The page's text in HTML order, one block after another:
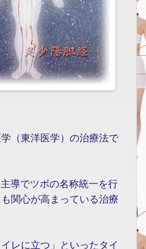
（東洋医学）の治療法で
導でツボの名称統一を行
関心が高まっている治療
レに立つ」といったタイ